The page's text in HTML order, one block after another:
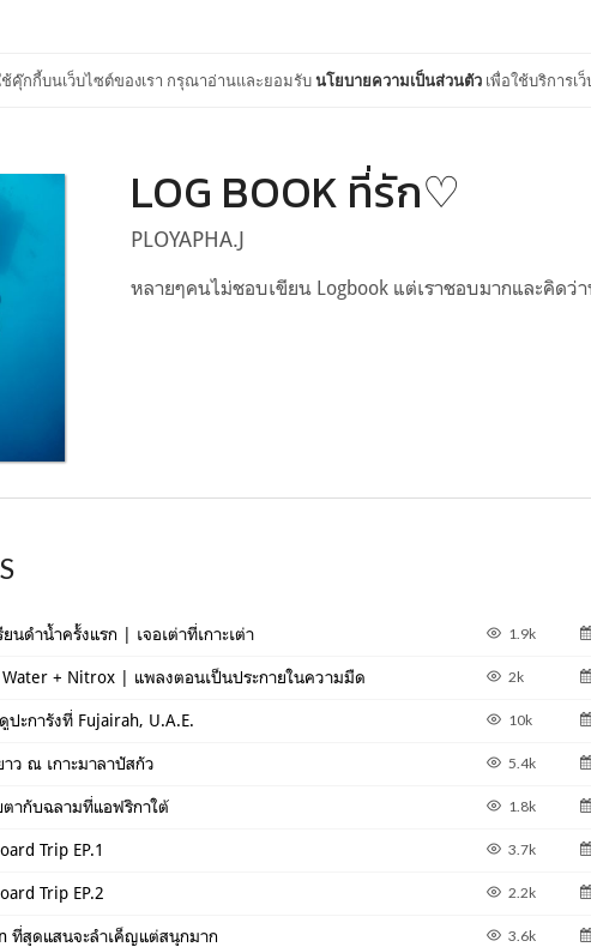
ช้คุ๊กกี้บนเว็บไซต์ของเรา กรุณาอ่านและยอมรับนโยบายความเป็นส่วนตัว เพื่อใช้บริการเ
LOG BOOK ที่รัก♡
PLOYAPHA.J
หลายๆคนไม่ชอบเขียน Logbook แต่เราชอบมากและคิด
นดำน้ำครั้งแรก | เจอเต่าที่เกาะเต่า 1.9k
Water + Nitrox | แพลงตอนเป็นประกายในความมืด 2k
ปะการังที่ Fujairah, U.A.E. 10k
ว ณ เกาะมาลาปัสกัว 5.4k
ากับฉลามที่แอฟริกาใต้ 1.8k
Trip EP.1 3.7k
Trip EP.2 2.2k
ที่สุดแสนจะลำเค็ญแต่สนุกมาก 3.6k